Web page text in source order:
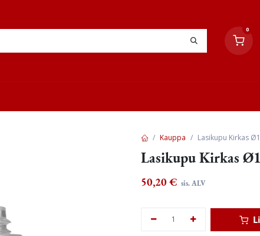
0
Kauppa Lasikupu Kirkas
Lasikupu Kirkas
50,20 € sis. ALV